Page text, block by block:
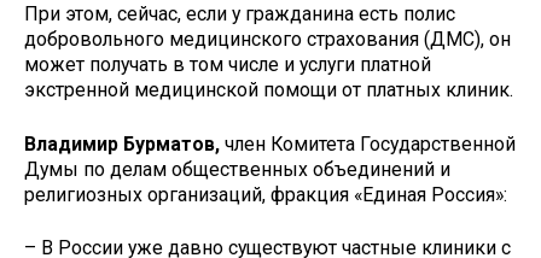
При этом, сейчас, если у гражданина есть полис
добровольного медицинского страхования (ДМС), он
может получать в том числе и услуги платной
экстренной медицинской помощи от платных клиник.
Владимир Бурматов, член Комитета Государственной
Думы по делам общественных объединений и
религиозных организаций, фракция «Единая Россия»:
– В России уже давно существуют частные клиники с